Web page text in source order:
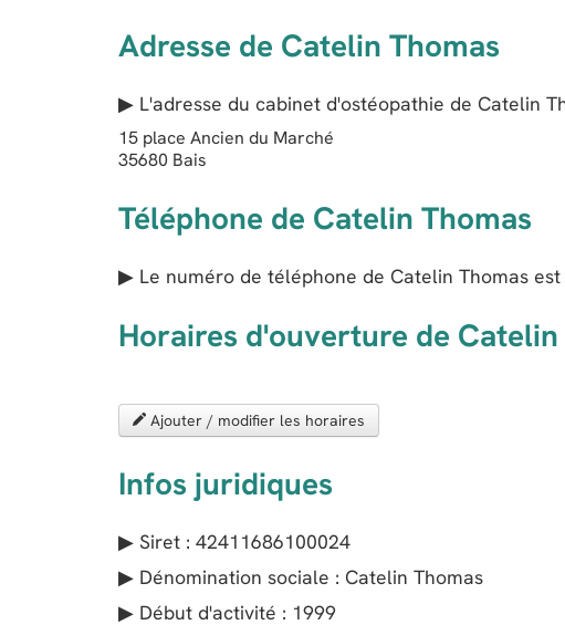
Adresse de Catelin Thomas
▶ L'adresse du cabinet d'ostéopathie de Catelin
15 place Ancien du Marché
35680 Bais
Téléphone de Catelin Thomas
▶ Le numéro de téléphone de Catelin Thomas est
Horaires d'ouverture de Catelin
Ajouter / modifier les horaires
Infos juridiques
▶ Siret : 42411686100024
▶ Dénomination sociale : Catelin Thomas
▶ Début d'activité : 1999